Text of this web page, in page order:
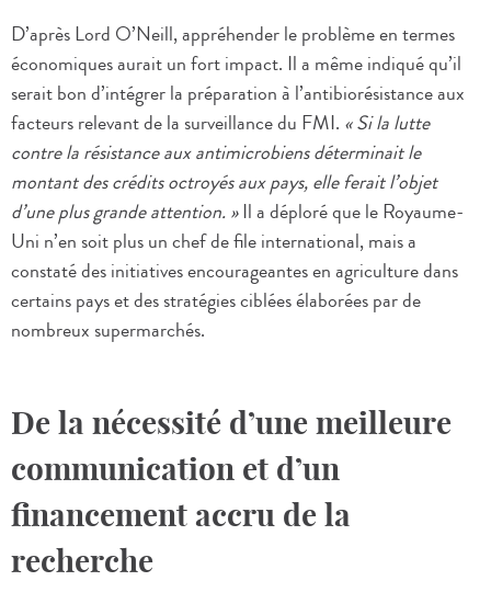
D’après Lord O’Neill, appréhender le problème en termes
économiques aurait un fort impact. Il a même indiqué qu’il
serait bon d’intégrer la préparation à l’antibiorésistance aux
facteurs relevant de la surveillance du FMI. « Si la lutte
contre la résistance aux antimicrobiens déterminait le
montant des crédits octroyés aux pays, elle ferait l’objet
d’une plus grande attention. »Il a déploré que le Royaume-
Uni n’en soit plus un chef de file international, mais a
constaté des initiatives encourageantes en agriculture dans
certains pays et des stratégies ciblées élaborées par de
nombreux supermarchés.
De la nécessité d’une meilleure
communication et d’un
financement accru de la
recherche